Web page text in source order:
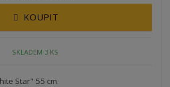
KOUPIT
SKLADEM 3 KS
Star" 55 cm.